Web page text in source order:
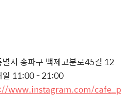
별시 송파구 백제고분로45길 12
일 11:00 - 21:00
www.instagram.com/